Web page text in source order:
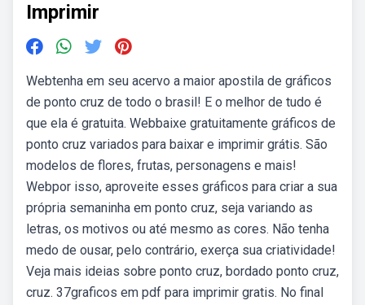
Imprimir
Webtenha em seu acervo a maior apostila de gráficos
de ponto cruz de todo o brasil! E o melhor de tudo é
que ela é gratuita. Webbaixe gratuitamente gráficos de
ponto cruz variados para baixar e imprimir grátis. São
modelos de flores, frutas, personagens e mais!
Webpor isso, aproveite esses gráficos para criar a sua
própria semaninha em ponto cruz, seja variando as
letras, os motivos ou até mesmo as cores. Não tenha
medo de ousar, pelo contrário, exerça sua criatividade!
Veja mais ideias sobre ponto cruz, bordado ponto cruz,
cruz. 37graficos em pdf para imprimir gratis. No final